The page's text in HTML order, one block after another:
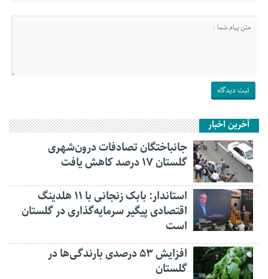
آخرین اخبار
جانباختگان تصادفات درون‌شهری
گلستان ۱۷ درصد کاهش یافت
استاندار: بابک زنجانی با ۱۱ هلدینگ
اقتصادی پیگیر سرمایه‌گذاری در گلستان
است
افزایش ۵۳ درصدی بارندگی‌ها در
گلستان